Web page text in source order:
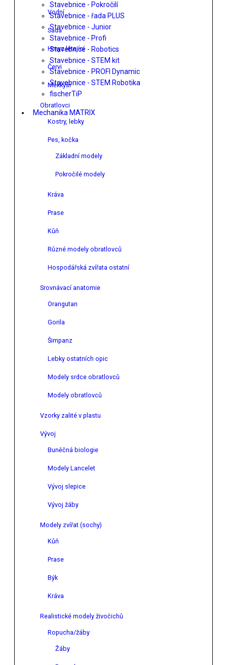
Stavebnice - Pokročilí
Stavebnice - řada PLUS
Stavebnice - Junior
Stavebnice - Profi
Stavebnice - Robotics
Stavebnice - STEM kit
Stavebnice - PROFI Dynamic
Stavebnice - STEM Robotika
fischerTiP
Mechanika MATRIX
Vodní
Sada
Hmyz létající
Červi
Měkkýši
Obratlovci
Kostry, lebky
Pes, kočka
Základní modely
Pokročilé modely
Kráva
Prase
Kůň
Různé modely obratlovců
Hospodářská zvířata ostatní
Srovnávací anatomie
Orangutan
Gorila
Šimpanz
Lebky ostatních opic
Modely srdce obratlovců
Modely obratlovců
Vzorky zalité v plastu
Vývoj
Buněčná biologie
Modely Lancelet
Vývoj slepice
Vývoj žáby
Modely zvířat (sochy)
Kůň
Prase
Býk
Kráva
Realistické modely živočichů
Ropucha/žáby
Žáby